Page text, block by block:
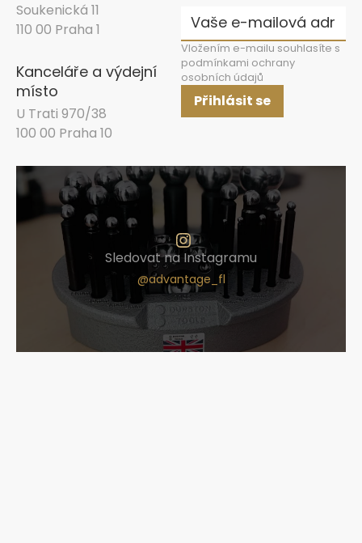
Soukenická 11
110 00 Praha 1
Kanceláře a výdejní
místo
U Trati 970/38
100 00 Praha 10
Vložením e-mailu souhlasíte s
podmínkami ochrany
osobních údajů
Přihlásit se
Sledovat na Instagramu